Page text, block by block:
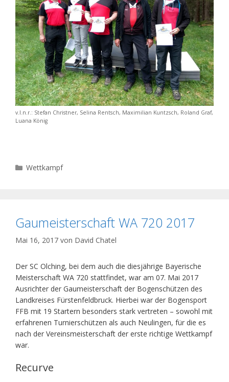
v.l.n.r.: Stefan Christner, Selina Rentsch, Maximilian Kuntzsch, Roland Graf,
Luana König
Kategorien
Wettkampf
Gaumeisterschaft WA 720 2017
Mai 16, 2017 von David Chatel
Der SC Olching, bei dem auch die diesjährige Bayerische
Meisterschaft WA 720 stattfindet, war am 07. Mai 2017
Ausrichter der Gaumeisterschaft der Bogenschützen des
Landkreises Fürstenfeldbruck. Hierbei war der Bogensport
FFB mit 19 Startern besonders stark vertreten – sowohl mit
erfahrenen Turnierschützen als auch Neulingen, für die es
nach der Vereinsmeisterschaft der erste richtige Wettkampf
war.
Recurve